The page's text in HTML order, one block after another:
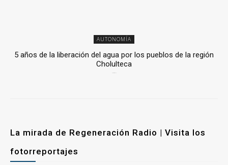
AUTONOMÍA
5 años de la liberación del agua por los pueblos de la región
Cholulteca
La mirada de Regeneración Radio | Visita los
fotorreportajes